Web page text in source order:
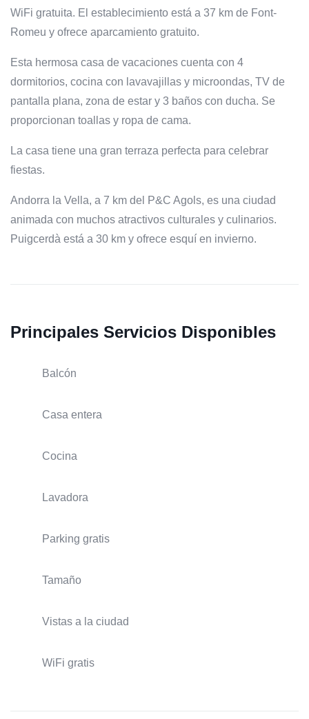
WiFi gratuita. El establecimiento está a 37 km de Font-
Romeu y ofrece aparcamiento gratuito.
Esta hermosa casa de vacaciones cuenta con 4
dormitorios, cocina con lavavajillas y microondas, TV de
pantalla plana, zona de estar y 3 baños con ducha. Se
proporcionan toallas y ropa de cama.
La casa tiene una gran terraza perfecta para celebrar
fiestas.
Andorra la Vella, a 7 km del P&C Agols, es una ciudad
animada con muchos atractivos culturales y culinarios.
Puigcerdà está a 30 km y ofrece esquí en invierno.
Principales Servicios Disponibles
Balcón
Casa entera
Cocina
Lavadora
Parking gratis
Tamaño
Vistas a la ciudad
WiFi gratis